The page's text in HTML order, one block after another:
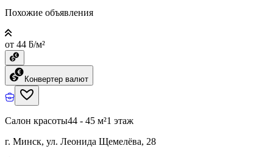
Похожие объявления
от 44 ƃ/м²
Конвертер валют
Салон красоты44 - 45 м²1 этаж
г. Минск, ул. Леонида Щемелёва, 28